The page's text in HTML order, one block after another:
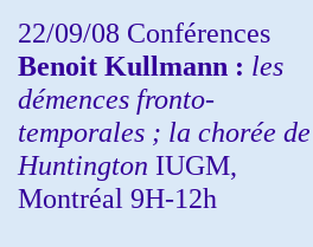
22/09/08 Conférences
Benoit Kullmann : les
démences fronto-
temporales ; la chorée de
Huntington IUGM,
Montréal 9H-12h